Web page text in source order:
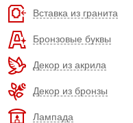
Вставка из гранита
Бронзовые буквы
Декор из акрила
Декор из бронзы
Лампада